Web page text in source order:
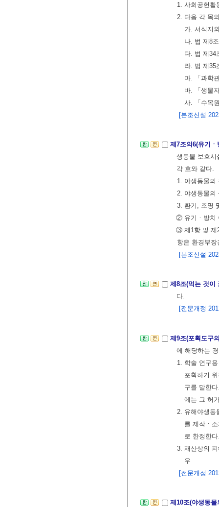
1. 사회공헌활
2. 다음 각 목
가. 서식지
나. 법 제8
다. 법 제34
라. 법 제35
마. 「과학
바. 「생물
사. 「수목
[본조신설
제7조의6(유기
생동물 보호시
각 호와 같다.
1. 야생동물의
2. 야생동물의
3. 환기, 조명
② 유기ㆍ방치
③ 제1항 및 제
항은 환경부
[본조신설
제8조(먹는 것이
다.
[전문개정
제9조(포획도구
에 해당하는
1. 학술 연구
포획하기
구를 말한
에는 그 허
2. 유해야생동
를 제작ㆍ
로 한정한
3. 재산상의
우
[전문개정
제10조(야생동